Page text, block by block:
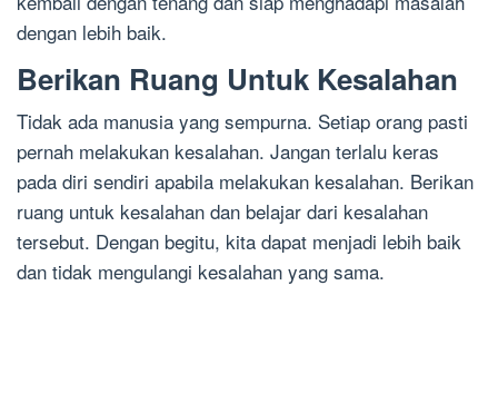
dengan lebih baik.
Berikan Ruang Untuk Kesalahan
Tidak ada manusia yang sempurna. Setiap orang pasti
pernah melakukan kesalahan. Jangan terlalu keras
pada diri sendiri apabila melakukan kesalahan. Berikan
ruang untuk kesalahan dan belajar dari kesalahan
tersebut. Dengan begitu, kita dapat menjadi lebih baik
dan tidak mengulangi kesalahan yang sama.